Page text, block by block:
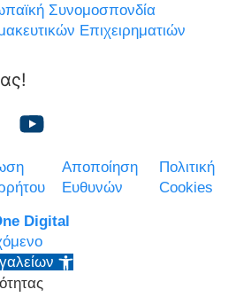
Συνομοσπονδία
Επιχειρηματιών
Αποποίηση
Ευθυνών
Πολιτική
Cookies
Digital